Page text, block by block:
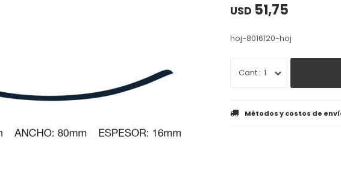
USD 51,75
hoj-8016120-hoj
1
Métodos y costos de